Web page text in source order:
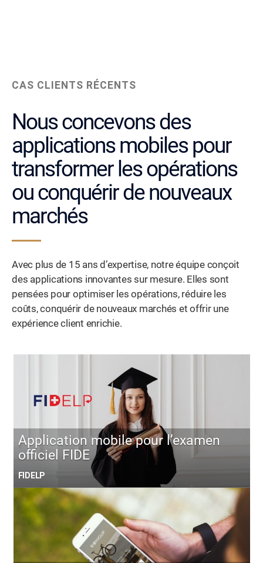
CAS CLIENTS RÉCENTS
Nous concevons des
applications mobiles pour
transformer les opérations
ou conquérir de nouveaux
marchés
Avec plus de 15 ans d’expertise, notre équipe conçoit
des applications innovantes sur mesure. Elles sont
pensées pour optimiser les opérations, réduire les
coûts, conquérir de nouveaux marchés et offrir une
expérience client enrichie.
Application mobile pour l’examen
officiel FIDE
FIDELP